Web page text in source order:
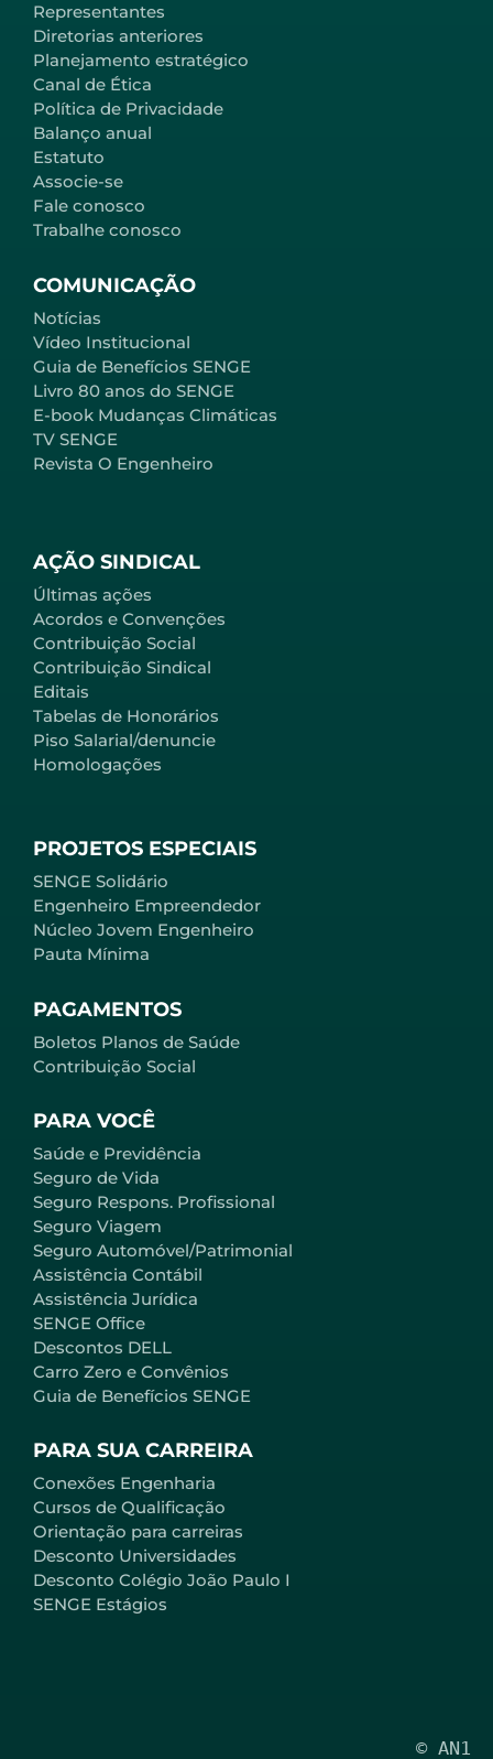
PARA VOCÊ
Saúde e Previdência
Seguro de Vida
Seguro Respons. Profissional
Seguro Viagem
Seguro Automóvel/Patrimonial
Assistência Contábil
Assistência Jurídica
SENGE Office
Descontos DELL
Carro Zero e Convênios
Guia de Benefícios SENGE
PARA SUA CARREIRA
Conexões Engenharia
Cursos de Qualificação
Orientação para carreiras
Desconto Universidades
Desconto Colégio João Paulo I
SENGE Estágios
AÇÃO SINDICAL
Últimas ações
Acordos e Convenções
Contribuição Social
Contribuição Sindical
Editais
Tabelas de Honorários
Piso Salarial/denuncie
Homologações
PROJETOS ESPECIAIS
SENGE Solidário
Engenheiro Empreendedor
Núcleo Jovem Engenheiro
Pauta Mínima
PAGAMENTOS
Boletos Planos de Saúde
Contribuição Social
Representantes
Diretorias anteriores
Planejamento estratégico
Canal de Ética
Política de Privacidade
Balanço anual
Estatuto
Associe-se
Fale conosco
Trabalhe conosco
COMUNICAÇÃO
Notícias
Vídeo Institucional
Guia de Benefícios SENGE
Livro 80 anos do SENGE
E-book Mudanças Climáticas
TV SENGE
Revista O Engenheiro
© AN1